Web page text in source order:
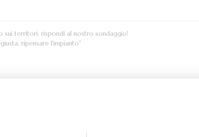
territori: rispondi al nostro sondaggio!
ripensare l'impianto"